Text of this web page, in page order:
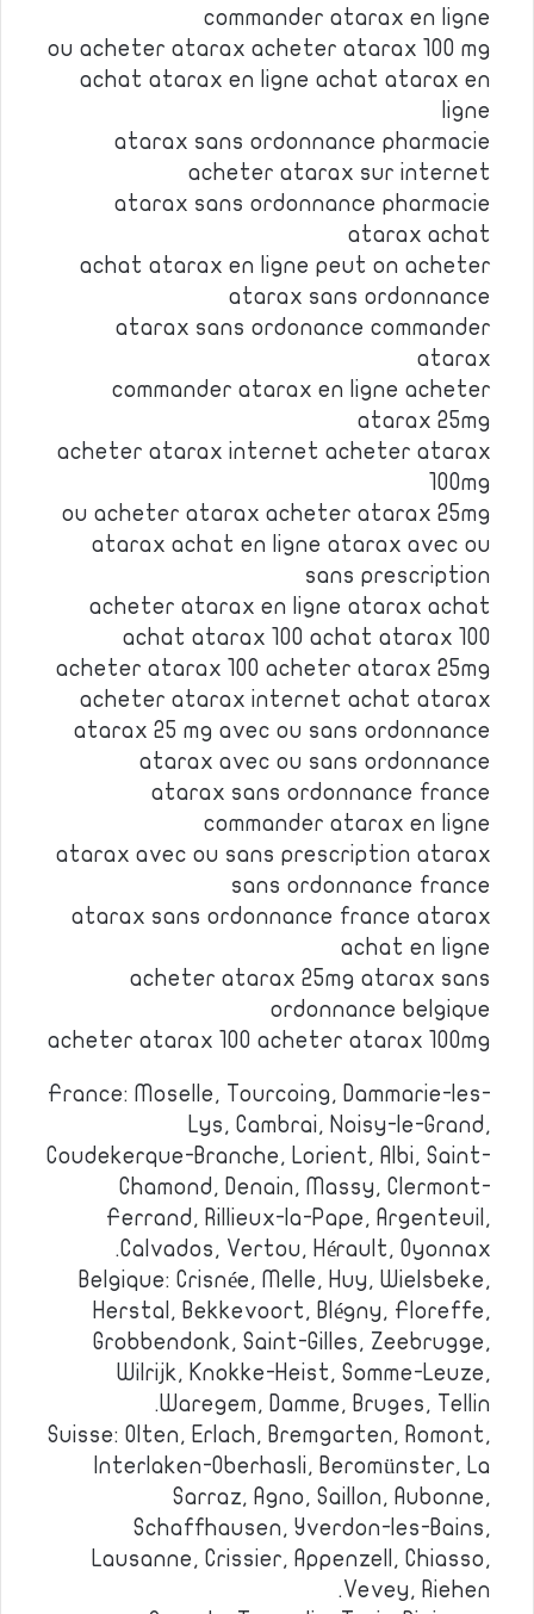
commander atarax en ligne
ou acheter atarax acheter atarax 100 mg
achat atarax en ligne achat atarax en
ligne
atarax sans ordonnance pharmacie
acheter atarax sur internet
atarax sans ordonnance pharmacie
atarax achat
achat atarax en ligne peut on acheter
atarax sans ordonnance
atarax sans ordonance commander
atarax
commander atarax en ligne acheter
atarax 25mg
acheter atarax internet acheter atarax
100mg
ou acheter atarax acheter atarax 25mg
atarax achat en ligne atarax avec ou
sans prescription
acheter atarax en ligne atarax achat
achat atarax 100 achat atarax 100
acheter atarax 100 acheter atarax 25mg
acheter atarax internet achat atarax
atarax 25 mg avec ou sans ordonnance
atarax avec ou sans ordonnance
atarax sans ordonnance france
commander atarax en ligne
atarax avec ou sans prescription atarax
sans ordonnance france
atarax sans ordonnance france atarax
achat en ligne
acheter atarax 25mg atarax sans
ordonnance belgique
acheter atarax 100 acheter atarax 100mg
France: Moselle, Tourcoing, Dammarie-les-
Lys, Cambrai, Noisy-le-Grand,
Coudekerque-Branche, Lorient, Albi, Saint-
Chamond, Denain, Massy, Clermont-
Ferrand, Rillieux-la-Pape, Argenteuil,
Calvados, Vertou, Hérault, Oyonnax.
Belgique: Crisnée, Melle, Huy, Wielsbeke,
Herstal, Bekkevoort, Blégny, Floreffe,
Grobbendonk, Saint-Gilles, Zeebrugge,
Wilrijk, Knokke-Heist, Somme-Leuze,
Waregem, Damme, Bruges, Tellin.
Suisse: Olten, Erlach, Bremgarten, Romont,
Interlaken-Oberhasli, Beromünster, La
Sarraz, Agno, Saillon, Aubonne,
Schaffhausen, Yverdon-les-Bains,
Lausanne, Crissier, Appenzell, Chiasso,
Vevey, Riehen.